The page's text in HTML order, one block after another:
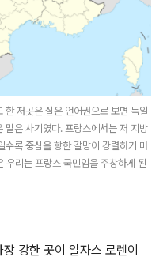
한 저곳은 실은 언어권으로 보면 독일
말은 사기였다. 프랑스에서는 저 지방
수록 중심을 향한 갈망이 강렬하기 마
우리는 프랑스 국민임을 주창하게 된
강한 곳이 알자스 로렌이